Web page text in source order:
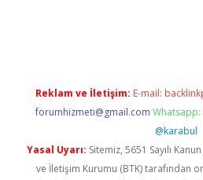
Reklam ve İletişim: E-mail:
forumhizmeti@gmail.com Whatsapp:
@karabul
Yasal Uyarı: Sitemiz, 5651 Sayılı
ve İletişim Kurumu (BTK) tarafından